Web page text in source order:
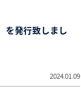
を発行致しまし
2024.01.09